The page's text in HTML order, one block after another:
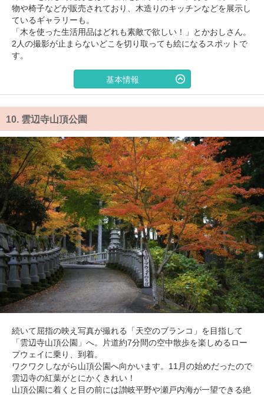
物や椅子などが販売されており、木造りのキッチンなどを展示し
ているギャラリーも。
「木を使った生活用品はどれも素敵で欲しい！」とかおしさん。
2人の撮影が止まらないどこを切り取っても絵になるスポットで
す。
基本情報
10. 雲辺寺山頂公園
続いて屈指の映え写真が撮れる「天空のブランコ」を目指して
「雲辺寺山頂公園」へ。片道約7分間の空中散歩を楽しめるロー
プウェイに乗り、到着。
ワクワクしながら山頂公園へ向かいます。11月の始めだったので
雲辺寺の紅葉がとにかくきれい！
山頂公園に着くと目の前には讃岐平野や瀬戸内海が一望できる絶